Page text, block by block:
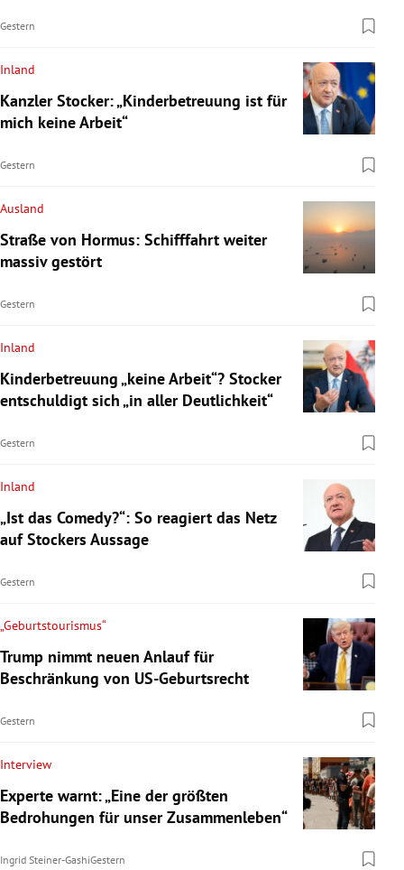
Gestern
Inland
Kanzler Stocker: „Kinderbetreuung ist für
mich keine Arbeit“
Gestern
Ausland
Straße von Hormus: Schifffahrt weiter
massiv gestört
Gestern
Inland
Kinderbetreuung „keine Arbeit“? Stocker
entschuldigt sich „in aller Deutlichkeit“
Gestern
Inland
„Ist das Comedy?“: So reagiert das Netz
auf Stockers Aussage
Gestern
„Geburtstourismus“
Trump nimmt neuen Anlauf für
Beschränkung von US-Geburtsrecht
Gestern
Interview
Experte warnt: „Eine der größten
Bedrohungen für unser Zusammenleben“
Ingrid Steiner-GashiGestern